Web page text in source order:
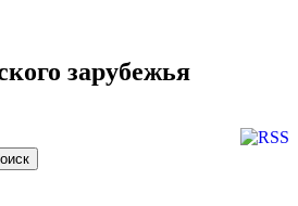
зарубежья